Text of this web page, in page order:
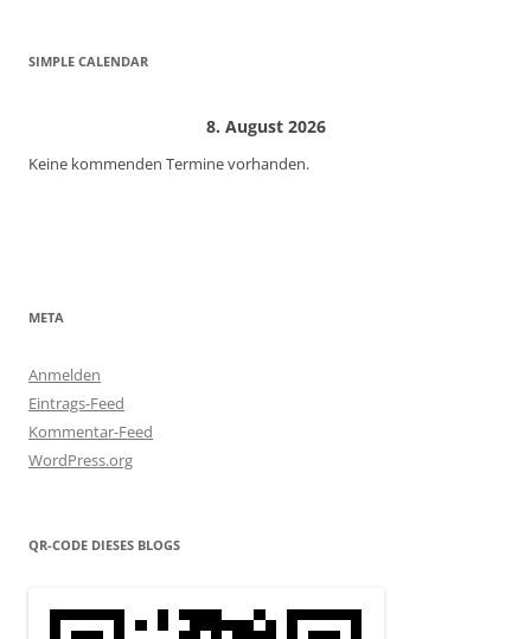
SIMPLE CALENDAR
8. August 2026
Keine kommenden Termine vorhanden.
META
Anmelden
Eintrags-Feed
Kommentar-Feed
WordPress.org
QR-CODE DIESES BLOGS